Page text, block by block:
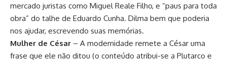
mercado juristas como Miguel Reale Filho, e “paus para toda
obra” do talhe de Eduardo Cunha. Dilma bem que poderia
nos ajudar, escrevendo suas memórias.
Mulher de César – A modernidade remete a César uma
frase que ele não ditou (o conteúdo atribui-se a Plutarco e